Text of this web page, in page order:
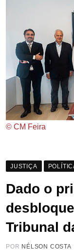
© CM Feira
JUSTIÇA
Dado o
Tribunal
POR NÉLSON COSTA